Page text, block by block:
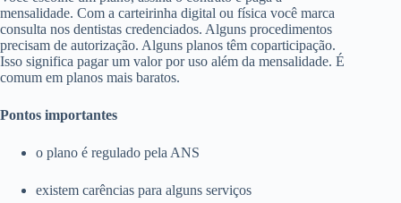
mensalidade. Com a carteirinha digital ou física você marca
consulta nos dentistas credenciados. Alguns procedimentos
precisam de autorização. Alguns planos têm coparticipação.
Isso significa pagar um valor por uso além da mensalidade. É
comum em planos mais baratos.
Pontos importantes
o plano é regulado pela ANS
existem carências para alguns serviços